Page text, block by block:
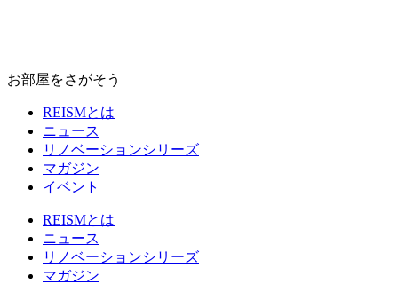
お部屋をさがそう
REISMとは
ニュース
リノベーションシリーズ
マガジン
イベント
REISMとは
ニュース
リノベーションシリーズ
マガジン